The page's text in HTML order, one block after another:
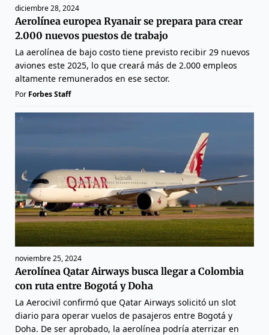
diciembre 28, 2024
Aerolínea europea Ryanair se prepara para crear
2.000 nuevos puestos de trabajo
La aerolínea de bajo costo tiene previsto recibir 29 nuevos
aviones este 2025, lo que creará más de 2.000 empleos
altamente remunerados en ese sector.
Por Forbes Staff
noviembre 25, 2024
Aerolínea Qatar Airways busca llegar a Colombia
con ruta entre Bogotá y Doha
La Aerocivil confirmó que Qatar Airways solicitó un slot
diario para operar vuelos de pasajeros entre Bogotá y
Doha. De ser aprobado, la aerolínea podría aterrizar en